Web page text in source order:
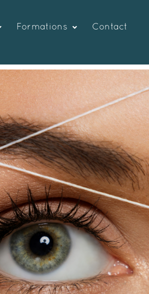
Formations Contact